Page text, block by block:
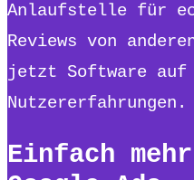
Anlaufstelle für
Reviews von
jetzt Software auf
Nutzererfahrungen.
Einfach